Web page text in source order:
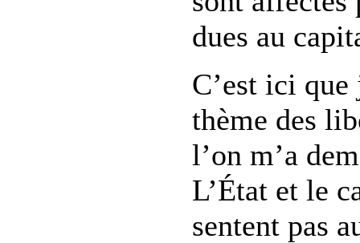
dues au
C’est ici
thème des
l’on m’a
L’État et le
sentent pas